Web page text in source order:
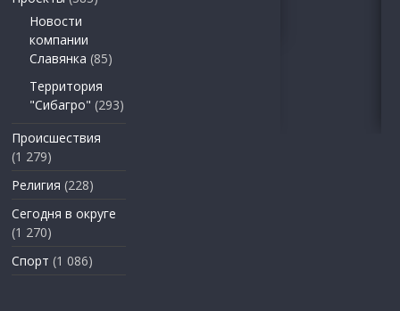
Новости
компании
Славянка (85)
Территория
"Сибагро" (293)
Происшествия
(1 279)
Религия (228)
Сегодня в округе
(1 270)
Спорт (1 086)